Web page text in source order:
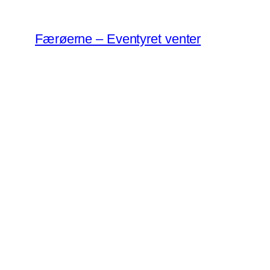
indhold
Færøerne – Eventyret venter